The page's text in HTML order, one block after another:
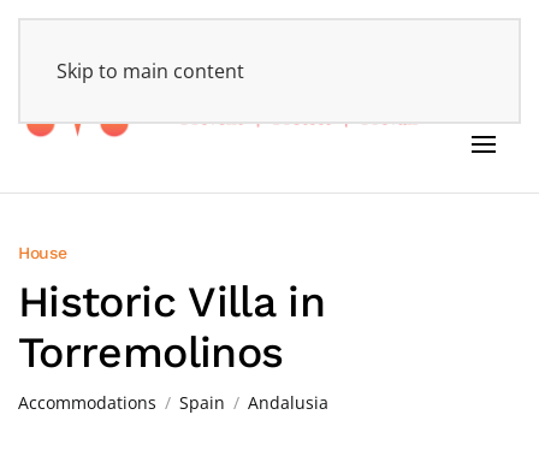
Skip to main content
House
Historic Villa in
Torremolinos
Accommodations Spain Andalusia